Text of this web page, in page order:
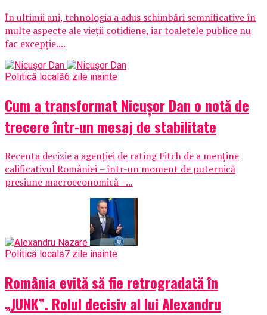
În ultimii ani, tehnologia a adus schimbări semnificative în
multe aspecte ale vieții cotidiene, iar toaletele publice nu
fac excepție....
Politică locală6 zile inainte
Cum a transformat Nicușor Dan o notă de
trecere într-un mesaj de stabilitate
Recenta decizie a agenției de rating Fitch de a menține
calificativul României – într-un moment de puternică
presiune macroeconomică –...
Politică locală7 zile inainte
România evită să fie retrogradată în
„JUNK”. Rolul decisiv al lui Alexandru